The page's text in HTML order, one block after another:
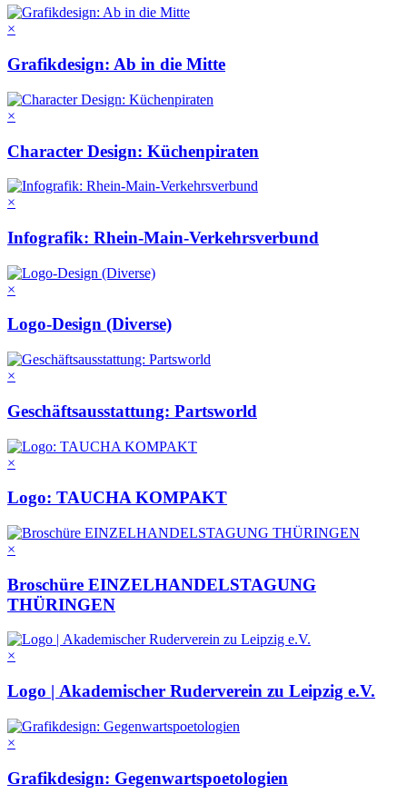
×
Grafikdesign: Ab in die Mitte
×
Character Design: Küchenpiraten
×
Infografik: Rhein-Main-Verkehrsverbund
×
Logo-Design (Diverse)
×
Geschäftsausstattung: Partsworld
×
Logo: TAUCHA KOMPAKT
×
Broschüre EINZELHANDELSTAGUNG
THÜRINGEN
×
Logo | Akademischer Ruderverein zu Leipzig e.V.
×
Grafikdesign: Gegenwartspoetologien